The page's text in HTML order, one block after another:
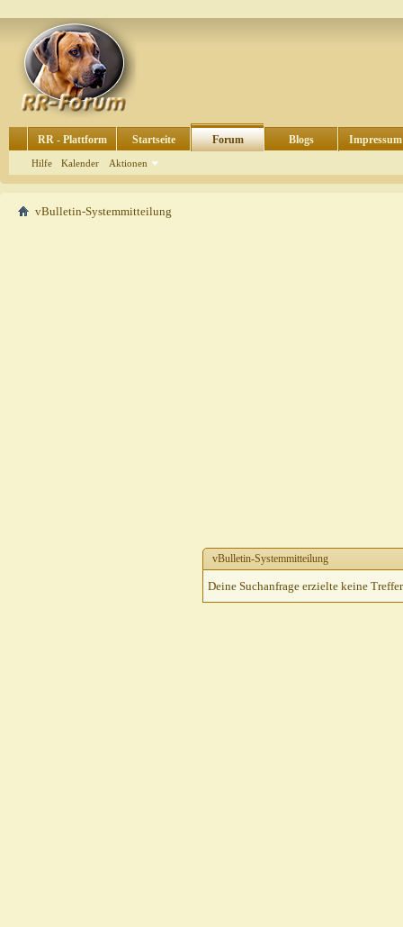
RR - Plattform Startseite Forum
Hilfe Kalender Aktionen
Blogs Impressum
vBulletin-Systemmitteilung
vBulletin-Systemmitteilung
Deine Suchanfrage erzielte keine